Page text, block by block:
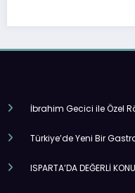
İbrahim Gecici ile Özel
Türkiye’de Yeni Bir
ISPARTA’DA DEĞERLİ